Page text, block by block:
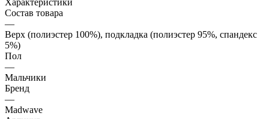
Состав товара
—
Верх (полиэстер 100%), подкладка (полиэстер 95%, спандекс
5%)
Пол
—
Мальчики
Бренд
—
Madwave